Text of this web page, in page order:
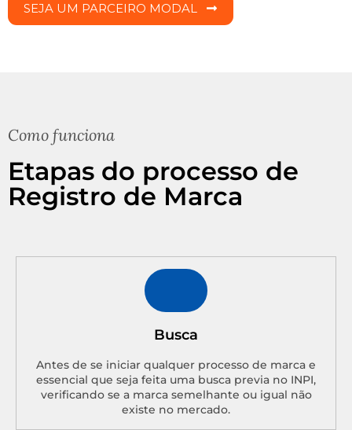
SEJA UM PARCEIRO MODAL
Como funciona
Etapas do processo de
Registro de Marca
Busca
Antes de se iniciar qualquer processo de marca e
essencial que seja feita uma busca previa no INPI,
verificando se a marca semelhante ou igual não
existe no mercado.